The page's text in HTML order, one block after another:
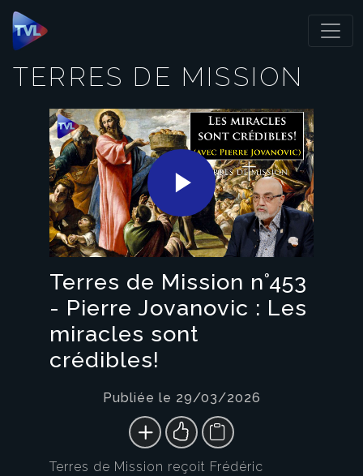
Panneau de gestion des cookies
TERRES DE MISSION
Play
Video
Terres de Mission n°453
- Pierre Jovanovic : Les
miracles sont
crédibles!
Publiée le 29/03/2026
Terres de Mission reçoit Frédéric